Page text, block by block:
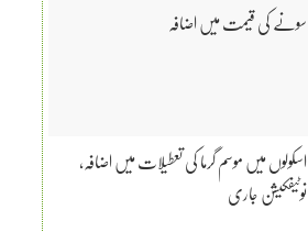
سونے کی قیمت میں اضافہ
اسکولوں میں موسم گرما کی تعطیلات میں اضافہ،
نوٹیفکیشن جاری